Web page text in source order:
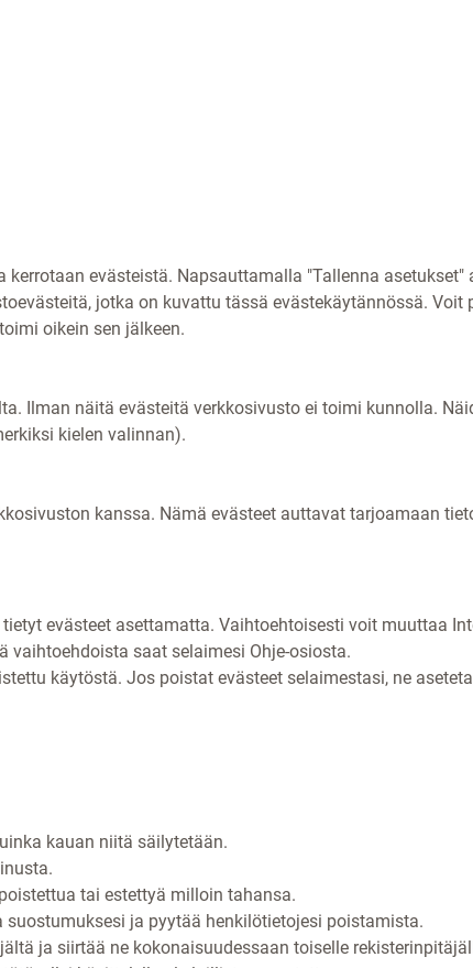
evästeistä. Napsauttamalla "Tallenna asetukset"
jotka on kuvattu tässä evästekäytännössä. Voit
oikein sen jälkeen.
Ilman näitä evästeitä verkkosivusto ei toimi kunnolla.
kielen valinnan).
kanssa. Nämä evästeet auttavat tarjoamaan
evästeet asettamatta. Vaihtoehtoisesti voit muuttaa
vaihtoehdoista saat selaimesi Ohje-osiosta.
käytöstä. Jos poistat evästeet selaimestasi, ne
kauan niitä säilytetään.
tai estettyä milloin tahansa.
ja pyytää henkilötietojesi poistamista.
ja siirtää ne kokonaisuudessaan toiselle